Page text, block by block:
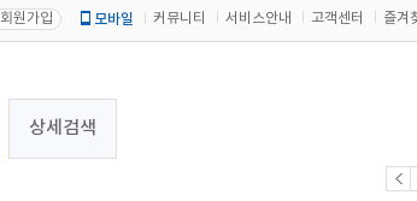
회원가입 모바일 커뮤니티 서비스안내 고객센터 즐겨
상세검색